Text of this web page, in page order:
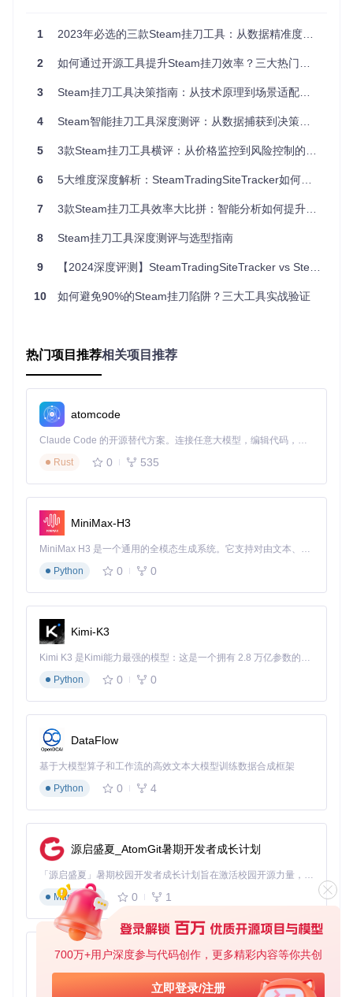
700万+用户深度参与代码创作，更多精彩内容等你共创
立即登录/注册
度
eTracker
挂刀功能
刀助手
刀收益
8.2% 6.5% 5.8%
数据更
<5分钟 15-30分钟 >1小时
操作复
杂度
需要API/Coo
kie配置
需安装客
户端
警机制
实时异常波动提醒
醒
能
支持平
4个（BUFF/IGXE/
C5/UUYP）
2个
+饰品交易记录
系统架构设计：从数据采集到结果展示的全流程
该项目采用 微服务架构
任务调度层：通过scripts/start_task_mapper.py实现多平台
数据采集层 ：由 scripts/start_data_fetcher.py
抓取
数据存储层：基于scripts/database.py的MongoDB方案存
储历史数据
结果处理层
比对与异常检测
动态代理池
：自动筛选高质量代理IP，避免爬虫被目标平
台封禁
优先级任务队列：热门饰品数据抓取优先级高于普通饰品
增量更新机制
低服务器负载
实战指南：从安装到交易的完整操作流程
环境部署：3步快速启动工具
克隆项目仓库：
git clone https://gitcode.com/GitHub_Trendin
g/st/SteamTradingSiteTracker
安装依赖包：
requirements.txt
启动核心服务：
python scripts/start_meta_crawler.py && pyth
on scripts/start_data_fetcher.py
挂刀操作四步法：
行情监控
：在工具界面查看实时挂刀指数（当前指数0.87
6）
筛选策略：设置价格波动阈值（建议5%）和交易成功率筛
选（建议>90%）
时机选择：参考历史趋势图选择价格低谷期入手
自动交易
：配置交易参数后启用自动下单功能
1 2023年必选的三款Steam挂刀工具：从数据精准度到交易效率的全方位测评
2 如何通过开源工具提升Steam挂刀效率？三大热门方案深度测评
3 Steam挂刀工具决策指南：从技术原理到场景适配的全方位选择策略
4 Steam智能挂刀工具深度测评：从数据捕获到决策支持的全链路解决方案
5 3款Steam挂刀工具横评：从价格监控到风险控制的完整解决方案
6 5大维度深度解析：SteamTradingSiteTracker如何重构挂刀工具市场格局
7 3款Steam挂刀工具效率大比拼：智能分析如何提升82%收益转化率？
8 Steam挂刀工具深度测评与选型指南
9 【2024深度评测】SteamTradingSiteTracker vs SteamTools：如何选择最适合的Steam挂刀助手？
10 如何避免90%的Steam挂刀陷阱？三大工具实战验证
热门项目推荐相关项目推荐
atomcode
Claude Code 的开源替代方案。连接任意大模型，编辑代码，运行命令，自动验证 — 全自动执行。用 Rust 构建，极致性能。 ｜ An open-source alternative to Claude Code. Connect any LLM, edit code, run commands, and verify changes — autonomously. Built in Rust for speed. Get Started
Rust
0 535
MiniMax-H3
MiniMax H3 是一个通用的全模态生成系统。它支持对由文本、图像、视频和音频组成的多模态上下文进行统一理解，并能生成分辨率高达 2K、时长可达 15 秒的带原生立体声音频的视频。得益于面向任务泛化的系统设计，H3 在预训练阶段就已具备广泛的多模态上下文理解与生成能力，能够出色地执行复杂的多模态指令。
Python
0 0
Kimi-K3
Kimi K3 是Kimi能力最强的模型：这是一个拥有 2.8 万亿参数的混合专家（MoE）模型，具备原生视觉理解能力，并支持 100 万 token 的上下文窗口。
Python
0 0
DataFlow
基于大模型算子和工作流的高效文本大模型训练数据合成框架
Python
0 4
源启盛夏_AtomGit暑期开发者成长计划
「源启盛夏」暑期校园开发者成长计划旨在激活校园开源力量，通过积分激励、认证扶持、资源倾斜等形式，引导高校组织和开发者完成「入驻 — 建项目 — 做贡献 — 获认证 — 得资源」的完整闭环。无论你是想带领社团入驻平台的组织者，还是希望用代码贡献证明自己的开发者，都能在这里找到属于你的成长路径。
Markdown
0 1
py-xiaozhi
基于Python的Xiaozhi AI，适用于想要完整Xiaozhi体验而无需拥有专用硬件的用户。